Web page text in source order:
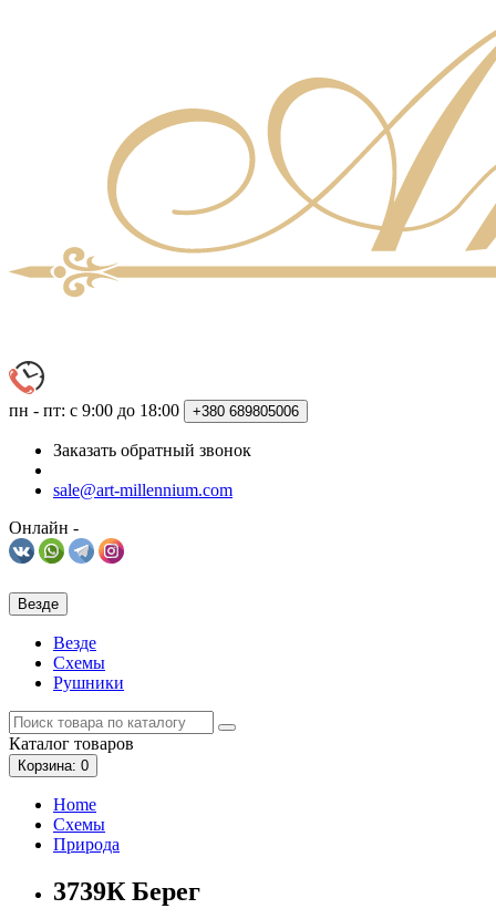
пн - пт: с 9:00 до 18:00 +380 689805006
Заказать обратный звонок
sale@art-millennium.com
Онлайн -
Везде
Везде
Схемы
Рушники
Каталог товаров
Корзина: 0
Home
Схемы
Природа
3739К Берег